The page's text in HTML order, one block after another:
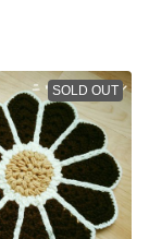
SOLD OUT